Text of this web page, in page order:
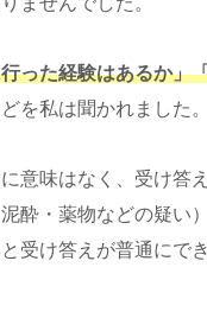
った経験はあるか」
を私は聞かれました。
意味はなく、受け答
酔・薬物などの疑い
受け答えが普通にで